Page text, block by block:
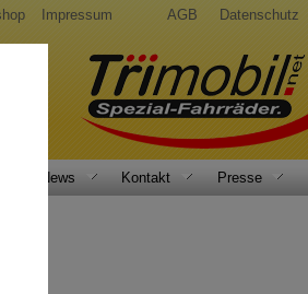
Impressum AGB Datenschutz
News Kontakt Presse